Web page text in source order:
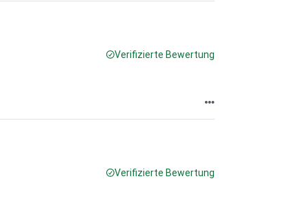
Verifizierte Bewertung
Verifizierte Bewertung